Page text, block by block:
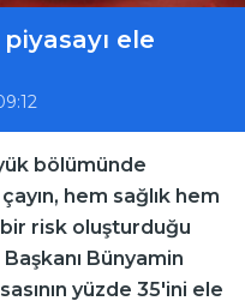
ele
bölümünde
hem sağlık hem
risk oluşturduğu
Başkanı Bünyamin
yüzde 35'ini ele